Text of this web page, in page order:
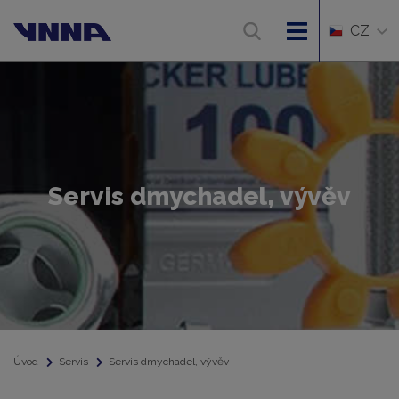
CZ
Servis dmychadel, vývěv
Úvod Servis Servis dmychadel, vývěv